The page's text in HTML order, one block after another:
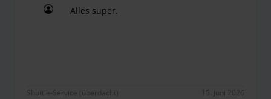
Alles super.
Shuttle-Service (überdacht) 15. Juni 2026